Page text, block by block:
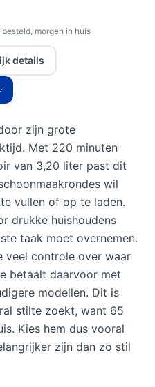
morgen in huis
details
zijn grote
Met 220 minuten
van 3,20 liter past dit
wil
vullen of op te laden.
drukke huishoudens
taak moet overnemen.
veel controle over waar
betaalt daarvoor met
modellen. Dit is
stilte zoekt, want 65
Kies hem dus vooral
zijn dan zo stil